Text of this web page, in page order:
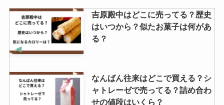
吉原殿中はどこに売ってる？歴史
はいつから？似たお菓子は何があ
る？
なんばん往来はどこで買える？シ
ャトレーゼで売ってる？詰め合わ
せの値段はいくら？